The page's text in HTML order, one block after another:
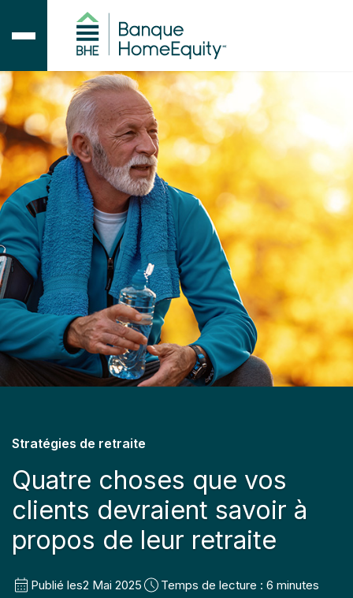
Stratégies de retraite
Quatre choses que vos
clients devraient savoir à
propos de leur retraite
Publié les2 Mai 2025 Temps de lecture : 6 minutes